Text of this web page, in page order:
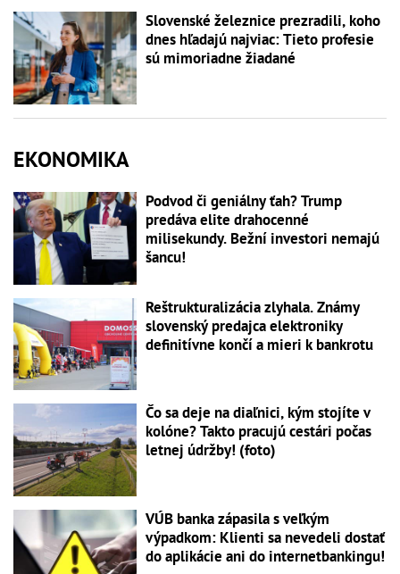
Slovenské železnice prezradili, koho
dnes hľadajú najviac: Tieto profesie
sú mimoriadne žiadané
EKONOMIKA
Podvod či geniálny ťah? Trump
predáva elite drahocenné
milisekundy. Bežní investori nemajú
šancu!
Reštrukturalizácia zlyhala. Známy
slovenský predajca elektroniky
definitívne končí a mieri k bankrotu
Čo sa deje na diaľnici, kým stojíte v
kolóne? Takto pracujú cestári počas
letnej údržby! (foto)
VÚB banka zápasila s veľkým
výpadkom: Klienti sa nevedeli dostať
do aplikácie ani do internetbankingu!